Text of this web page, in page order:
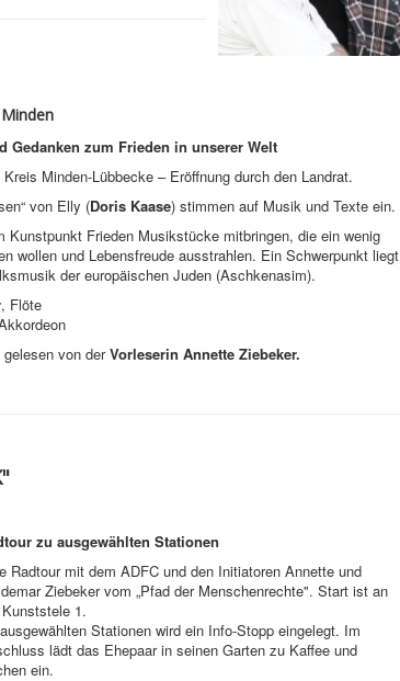
Gedanken zum Frieden in unserer Welt
Minden-Lübbecke – Eröffnung durch den Landrat.
von Elly (Doris Kaase) stimmen auf Musik und Texte ein.
Kunstpunkt Frieden Musikstücke mitbringen, die ein wenig
wollen und Lebensfreude ausstrahlen. Ein Schwerpunkt liegt
der europäischen Juden (Aschkenasim).
, Flöte
von derVorleserin Annette Ziebeker.
zu ausgewählten Stationen
Radtour mit dem ADFC und den Initiatoren Annette und
Ziebeker vom „Pfad der Menschenrechte". Start ist an
1.
Stationen wird ein Info-Stopp eingelegt. Im
lädt das Ehepaar in seinen Garten zu Kaffee und
ein.